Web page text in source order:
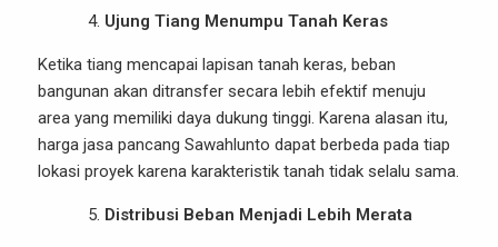
Ujung Tiang Menumpu Tanah Keras
Ketika tiang mencapai lapisan tanah keras, beban
bangunan akan ditransfer secara lebih efektif menuju
area yang memiliki daya dukung tinggi. Karena alasan itu,
harga jasa pancang Sawahlunto dapat berbeda pada tiap
lokasi proyek karena karakteristik tanah tidak selalu sama.
Distribusi Beban Menjadi Lebih Merata